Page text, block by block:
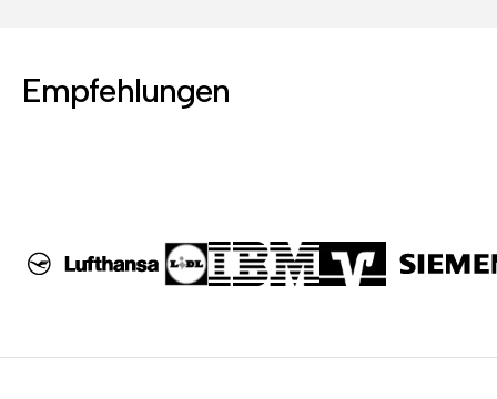
Empfehlungen